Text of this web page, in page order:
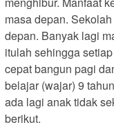
masa depan.
depan. Banyak lagi
itulah sehingga
cepat bangun pagi
belajar (wajar) 9
ada lagi anak tidak
berikut.